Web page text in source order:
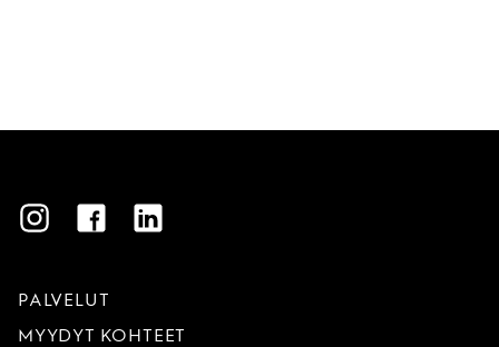
InstagramFacebook
PALVELUT
MYYDYT KOHTEET